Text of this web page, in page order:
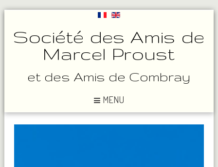
Société des Amis de
Marcel Proust
et des Amis de Combray
MENU